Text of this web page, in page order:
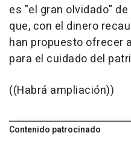
es "el gran olvidado"
que, con el dinero
han propuesto ofrecer
para el cuidado del
((Habrá ampliación))
Contenido patrocinado